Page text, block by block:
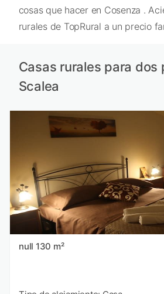
cosas que hacer en Cosenza .
rurales de TopRural a un precio
Casas rurales para dos
Scalea
null 130 m²